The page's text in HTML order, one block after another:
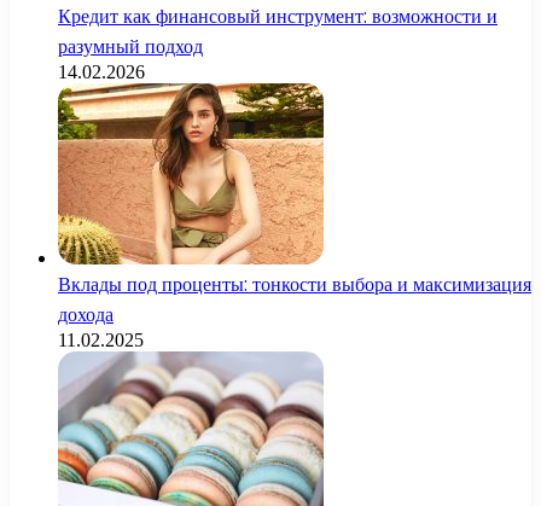
Кредит как финансовый инструмент: возможности и
разумный подход
14.02.2026
Вклады под проценты: тонкости выбора и максимизация
дохода
11.02.2025